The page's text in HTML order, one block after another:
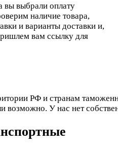
вы выбрали оплату
наличие товара,
и варианты доставки и,
вам ссылку для
РФ и странам
возможно. У нас нет